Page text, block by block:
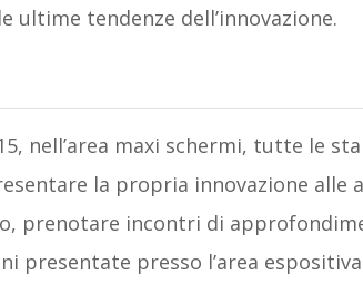
ultime tendenze dell’innovazione.
nell’area maxi schermi, tutte le
la propria innovazione alle
prenotare incontri di
presentate presso l’area